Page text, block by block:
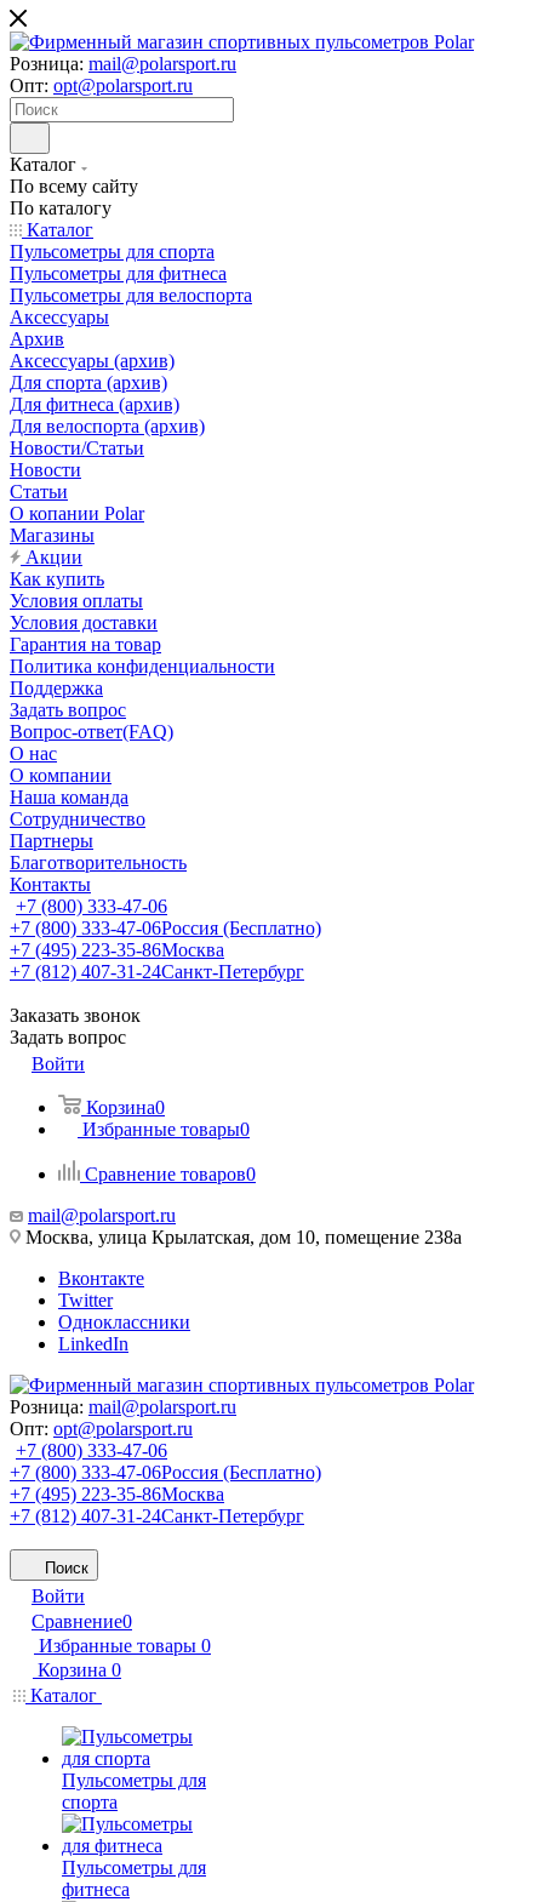
Розница: mail@polarsport.ru
Опт: opt@polarsport.ru
Каталог
По всему сайту
По каталогу
Каталог
Пульсометры для спорта
Пульсометры для фитнеса
Пульсометры для велоспорта
Аксессуары
Архив
Аксессуары (архив)
Для спорта (архив)
Для фитнеса (архив)
Для велоспорта (архив)
Новости/Статьи
Новости
Статьи
О копании Polar
Магазины
Акции
Как купить
Условия оплаты
Условия доставки
Гарантия на товар
Политика конфиденциальности
Поддержка
Задать вопрос
Вопрос-ответ(FAQ)
О нас
О компании
Наша команда
Сотрудничество
Партнеры
Благотворительность
Контакты
+7 (800) 333-47-06
+7 (800) 333-47-06Россия (Бесплатно)
+7 (495) 223-35-86Москва
+7 (812) 407-31-24Санкт-Петербург
Заказать звонок
Задать вопрос
Войти
Корзина0
Избранные товары0
Сравнение товаров0
mail@polarsport.ru
Москва, улица Крылатская, дом 10, помещение 238а
Вконтакте
Twitter
Одноклассники
LinkedIn
Розница: mail@polarsport.ru
Опт: opt@polarsport.ru
+7 (800) 333-47-06
+7 (800) 333-47-06Россия (Бесплатно)
+7 (495) 223-35-86Москва
+7 (812) 407-31-24Санкт-Петербург
Поиск
Войти
Сравнение0
Избранные товары 0
Корзина 0
Каталог
Пульсометры для
спорта
Пульсометры для
фитнеса